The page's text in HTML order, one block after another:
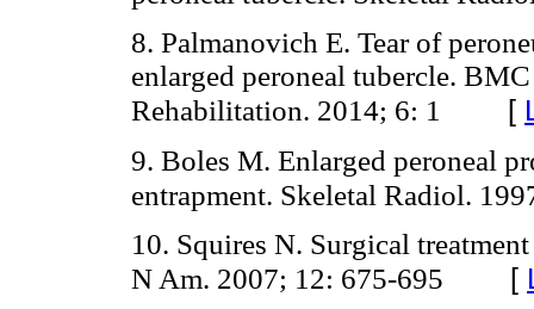
8. Palmanovich E. Tear of
enlarged peroneal tubercle.
Rehabilitation. 2014; 6: 1 [
9. Boles M. Enlarged peroneal
entrapment. Skeletal Radiol.
10. Squires N. Surgical
N Am. 2007; 12: 675-695 [